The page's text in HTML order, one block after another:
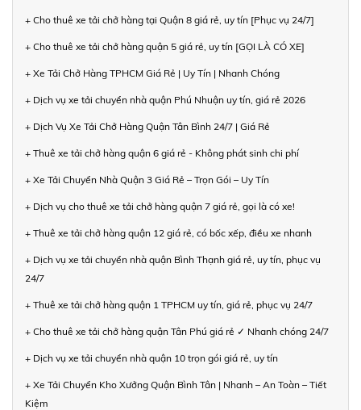
+ Cho thuê xe tải chở hàng tại Quận 8 giá rẻ, uy tín [Phục vụ 24/7]
+ Cho thuê xe tải chở hàng quận 5 giá rẻ, uy tín [GỌI LÀ CÓ XE]
+ Xe Tải Chở Hàng TPHCM Giá Rẻ | Uy Tín | Nhanh Chóng
+ Dịch vụ xe tải chuyển nhà quận Phú Nhuận uy tín, giá rẻ 2026
+ Dịch Vụ Xe Tải Chở Hàng Quận Tân Bình 24/7 | Giá Rẻ
+ Thuê xe tải chở hàng quận 6 giá rẻ - Không phát sinh chi phí
+ Xe Tải Chuyển Nhà Quận 3 Giá Rẻ – Trọn Gói – Uy Tín
+ Dịch vụ cho thuê xe tải chở hàng quận 7 giá rẻ, gọi là có xe!
+ Thuê xe tải chở hàng quận 12 giá rẻ, có bốc xếp, điều xe nhanh
+ Dịch vụ xe tải chuyển nhà quận Bình Thạnh giá rẻ, uy tín, phục vụ
24/7
+ Thuê xe tải chở hàng quận 1 TPHCM uy tín, giá rẻ, phục vụ 24/7
+ Cho thuê xe tải chở hàng quận Tân Phú giá rẻ ✓ Nhanh chóng 24/7
+ Dịch vụ xe tải chuyển nhà quận 10 trọn gói giá rẻ, uy tín
+ Xe Tải Chuyển Kho Xưởng Quận Bình Tân | Nhanh – An Toàn – Tiết
Kiệm